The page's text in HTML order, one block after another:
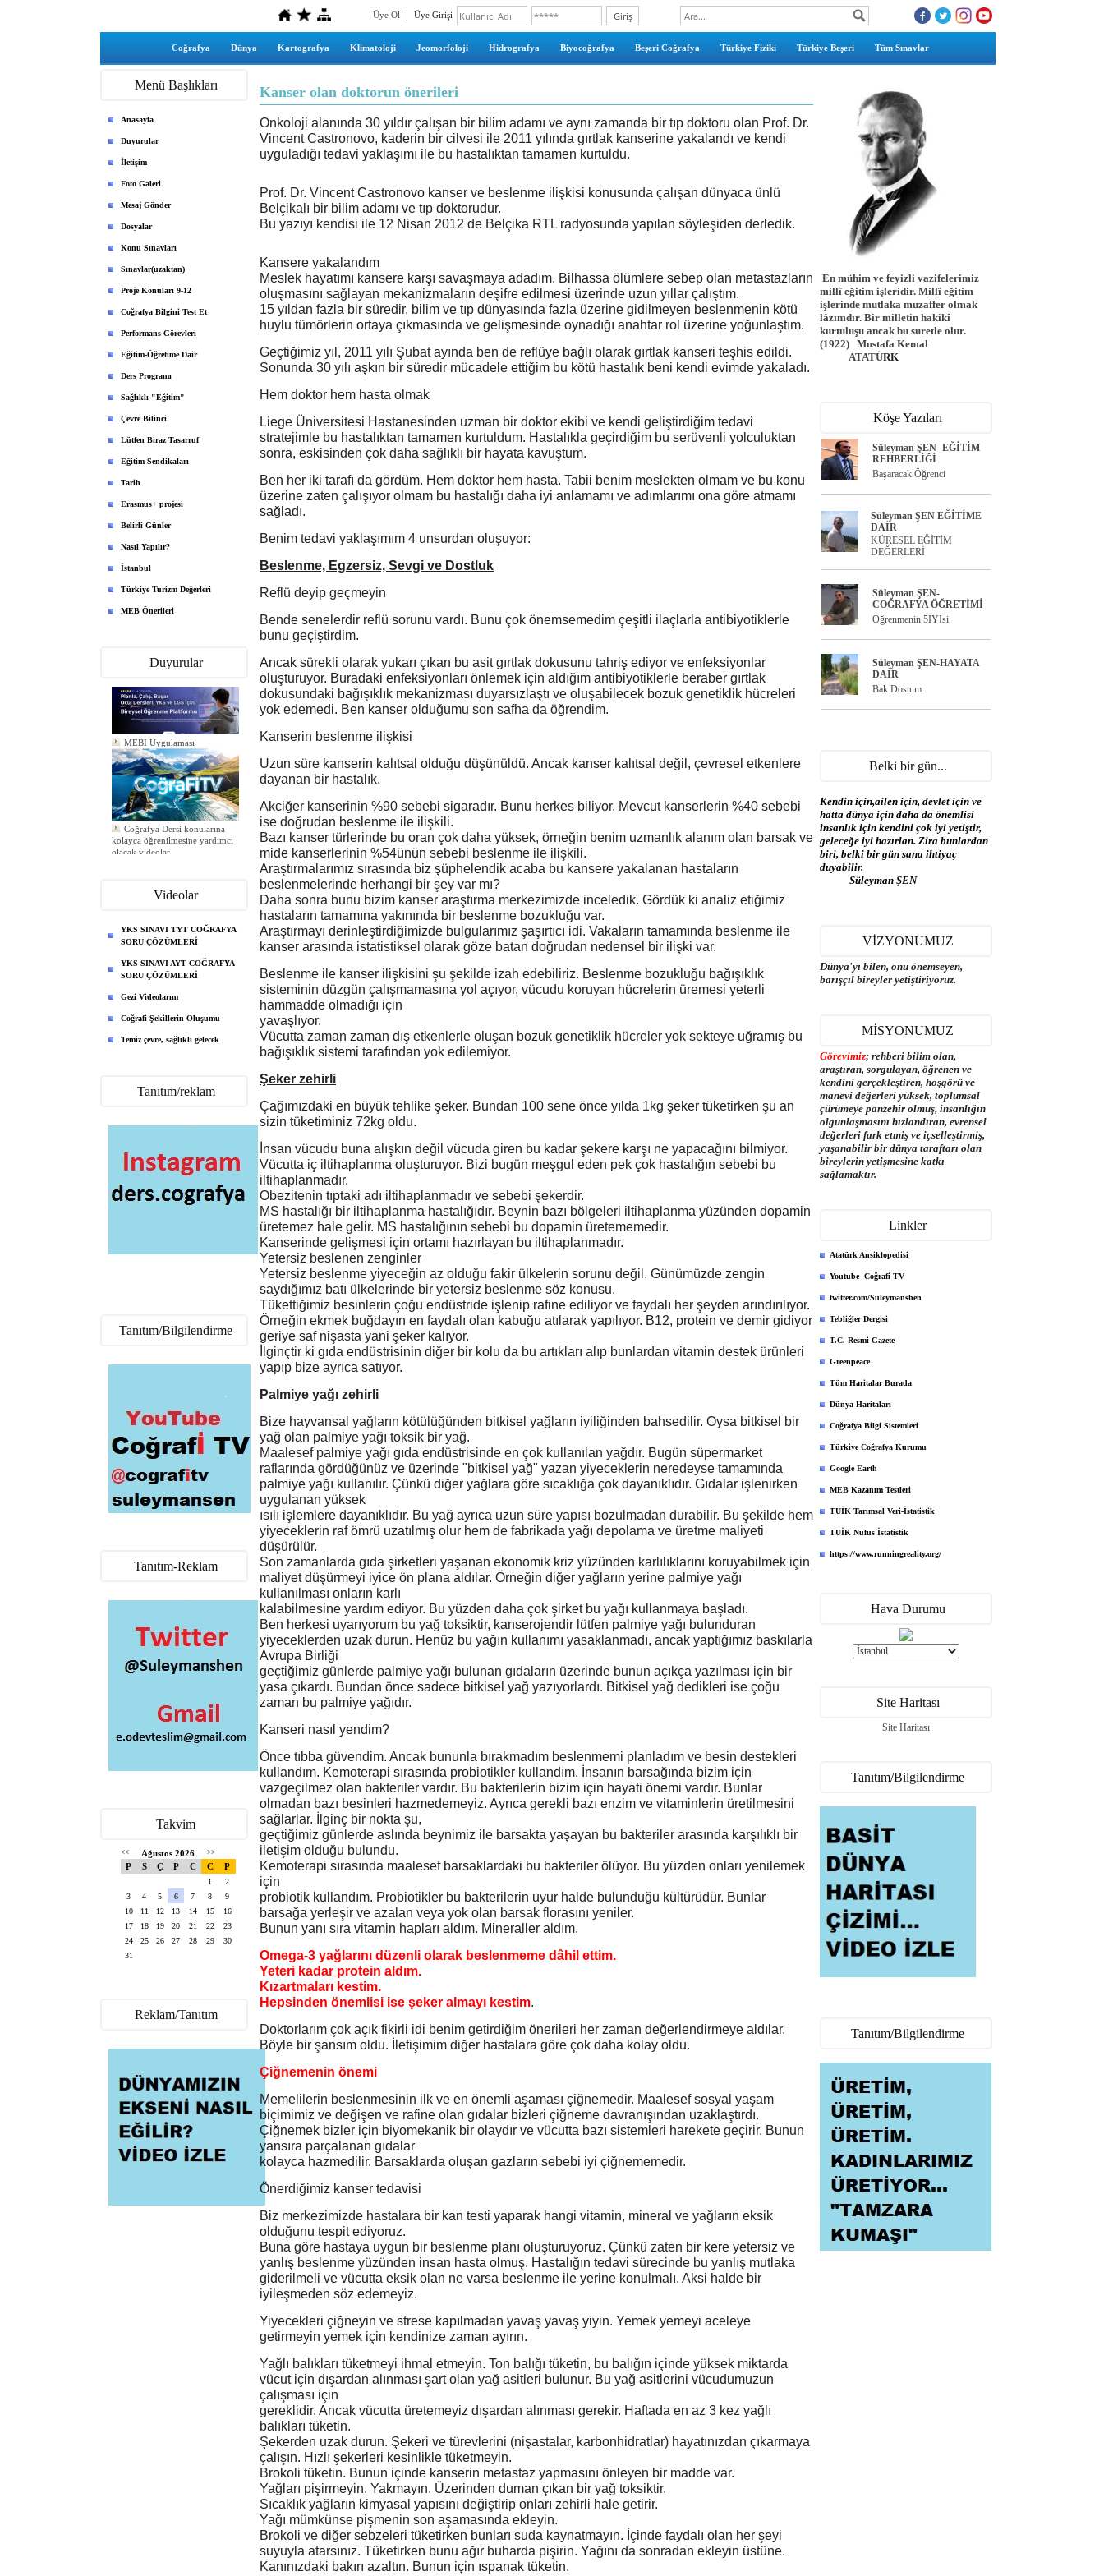
Üye Ol Üye Girişi
Coğrafya Dünya Kartografya Klimatoloji Jeomorfoloji Hidrografya Biyocoğrafya Beşeri Coğrafya Türkiye Fiziki Türkiye Beşeri Tüm Sınavlar
Menü Başlıkları
Anasayfa
Duyurular
İletişim
Foto Galeri
Mesaj Gönder
Dosyalar
Konu Sınavları
Sınavlar(uzaktan)
Proje Konuları 9-12
Coğrafya Bilgini Test Et
Performans Görevleri
Eğitim-Öğretime Dair
Ders Programı
Sağlıklı "Eğitim"
Çevre Bilinci
Lütfen Biraz Tasarruf
Eğitim Sendikaları
Tarih
Erasmus+ projesi
Belirli Günler
Nasıl Yapılır?
İstanbul
Türkiye Turizm Değerleri
MEB Önerileri
Duyurular
MEBİ Uygulaması
Coğrafya Dersi konularına
kolayca öğrenilmesine yardımcı
olacak videolar
Yeni ödev eklendi
Videolar
YKS SINAVI TYT COĞRAFYA
SORU ÇÖZÜMLERİ
YKS SINAVI AYT COĞRAFYA
SORU ÇÖZÜMLERİ
Gezi Videolarım
Coğrafi Şekillerin Oluşumu
Temiz çevre, sağlıklı gelecek
Tanıtım/reklam
Tanıtım/Bilgilendirme
Tanıtım-Reklam
Takvim
<< Ağustos 2026 >>
P S Ç P C C P
1
2
3
4 5 6 7 8
9
10
11 12 13 14 15
16
17
18 19 20 21 22
23
24
25 26 27 28 29
30
31
Reklam/Tanıtım
Kanser olan doktorun önerileri
Onkoloji alanında 30 yıldır çalışan bir bilim adamı ve aynı zamanda bir tıp doktoru olan Prof. Dr.
Vincent Castronovo, kaderin bir cilvesi ile 2011 yılında gırtlak kanserine yakalandı ve kendi
uyguladığı tedavi yaklaşımı ile bu hastalıktan tamamen kurtuldu.
Prof. Dr. Vincent Castronovo kanser ve beslenme ilişkisi konusunda çalışan dünyaca ünlü
Belçikalı bir bilim adamı ve tıp doktorudur.
Bu yazıyı kendisi ile 12 Nisan 2012 de Belçika RTL radyosunda yapılan söyleşiden derledik.
Kansere yakalandım
Meslek hayatımı kansere karşı savaşmaya adadım. Bilhassa ölümlere sebep olan metastazların
oluşmasını sağlayan mekanizmaların deşifre edilmesi üzerinde uzun yıllar çalıştım.
15 yıldan fazla bir süredir, bilim ve tıp dünyasında fazla üzerine gidilmeyen beslenmenin kötü
huylu tümörlerin ortaya çıkmasında ve gelişmesinde oynadığı anahtar rol üzerine yoğunlaştım.
Geçtiğimiz yıl, 2011 yılı Şubat ayında ben de reflüye bağlı olarak gırtlak kanseri teşhis edildi.
Sonunda 30 yılı aşkın bir süredir mücadele ettiğim bu kötü hastalık beni kendi evimde yakaladı.
Hem doktor hem hasta olmak
Liege Üniversitesi Hastanesinden uzman bir doktor ekibi ve kendi geliştirdiğim tedavi
stratejimle bu hastalıktan tamamen kurtuldum. Hastalıkla geçirdiğim bu serüvenli yolculuktan
sonra, eskisinden çok daha sağlıklı bir hayata kavuştum.
Ben her iki tarafı da gördüm. Hem doktor hem hasta. Tabii benim meslekten olmam ve bu konu
üzerine zaten çalışıyor olmam bu hastalığı daha iyi anlamamı ve adımlarımı ona göre atmamı
sağladı.
Benim tedavi yaklaşımım 4 unsurdan oluşuyor:
Beslenme, Egzersiz, Sevgi ve Dostluk
Reflü deyip geçmeyin
Bende senelerdir reflü sorunu vardı. Bunu çok önemsemedim çeşitli ilaçlarla antibiyotiklerle
bunu geçiştirdim.
Ancak sürekli olarak yukarı çıkan bu asit gırtlak dokusunu tahriş ediyor ve enfeksiyonlar
oluşturuyor. Buradaki enfeksiyonları önlemek için aldığım antibiyotiklerle beraber gırtlak
dokusundaki bağışıklık mekanizması duyarsızlaştı ve oluşabilecek bozuk genetiklik hücreleri
yok edemedi. Ben kanser olduğumu son safha da öğrendim.
Kanserin beslenme ilişkisi
Uzun süre kanserin kalıtsal olduğu düşünüldü. Ancak kanser kalıtsal değil, çevresel etkenlere
dayanan bir hastalık.
Akciğer kanserinin %90 sebebi sigaradır. Bunu herkes biliyor. Mevcut kanserlerin %40 sebebi
ise doğrudan beslenme ile ilişkili.
Bazı kanser türlerinde bu oran çok daha yüksek, örneğin benim uzmanlık alanım olan barsak ve
mide kanserlerinin %54ünün sebebi beslenme ile ilişkili.
Araştırmalarımız sırasında biz şüphelendik acaba bu kansere yakalanan hastaların
beslenmelerinde herhangi bir şey var mı?
Daha sonra bunu bizim kanser araştırma merkezimizde inceledik. Gördük ki analiz etiğimiz
hastaların tamamına yakınında bir beslenme bozukluğu var.
Araştırmayı derinleştirdiğimizde bulgularımız şaşırtıcı idi. Vakaların tamamında beslenme ile
kanser arasında istatistiksel olarak göze batan doğrudan nedensel bir ilişki var.
Beslenme ile kanser ilişkisini şu şekilde izah edebiliriz. Beslenme bozukluğu bağışıklık
sisteminin düzgün çalışmamasına yol açıyor, vücudu koruyan hücrelerin üremesi yeterli
hammadde olmadığı için
yavaşlıyor.
Vücutta zaman zaman dış etkenlerle oluşan bozuk genetiklik hücreler yok sekteye uğramış bu
bağışıklık sistemi tarafından yok edilemiyor.
Şeker zehirli
Çağımızdaki en büyük tehlike şeker. Bundan 100 sene önce yılda 1kg şeker tüketirken şu an
sizin tüketiminiz 72kg oldu.
İnsan vücudu buna alışkın değil vücuda giren bu kadar şekere karşı ne yapacağını bilmiyor.
Vücutta iç iltihaplanma oluşturuyor. Bizi bugün meşgul eden pek çok hastalığın sebebi bu
iltihaplanmadır.
Obezitenin tıptaki adı iltihaplanmadır ve sebebi şekerdir.
MS hastalığı bir iltihaplanma hastalığıdır. Beynin bazı bölgeleri iltihaplanma yüzünden dopamin
üretemez hale gelir. MS hastalığının sebebi bu dopamin üretememedir.
Kanserinde gelişmesi için ortamı hazırlayan bu iltihaplanmadır.
Yetersiz beslenen zenginler
Yetersiz beslenme yiyeceğin az olduğu fakir ülkelerin sorunu değil. Günümüzde zengin
saydığımız batı ülkelerinde bir yetersiz beslenme söz konusu.
Tükettiğimiz besinlerin çoğu endüstride işlenip rafine ediliyor ve faydalı her şeyden arındırılıyor.
Örneğin ekmek buğdayın en faydalı olan kabuğu atılarak yapılıyor. B12, protein ve demir gidiyor
geriye saf nişasta yani şeker kalıyor.
İlginçtir ki gıda endüstrisinin diğer bir kolu da bu artıkları alıp bunlardan vitamin destek ürünleri
yapıp bize ayrıca satıyor.
Palmiye yağı zehirli
Bize hayvansal yağların kötülüğünden bitkisel yağların iyiliğinden bahsedilir. Oysa bitkisel bir
yağ olan palmiye yağı toksik bir yağ.
Maalesef palmiye yağı gıda endüstrisinde en çok kullanılan yağdır. Bugün süpermarket
raflarında gördüğünüz ve üzerinde "bitkisel yağ" yazan yiyeceklerin neredeyse tamamında
palmiye yağı kullanılır. Çünkü diğer yağlara göre sıcaklığa çok dayanıklıdır. Gıdalar işlenirken
uygulanan yüksek
ısılı işlemlere dayanıklıdır. Bu yağ ayrıca uzun süre yapısı bozulmadan durabilir. Bu şekilde hem
yiyeceklerin raf ömrü uzatılmış olur hem de fabrikada yağı depolama ve üretme maliyeti
düşürülür.
Son zamanlarda gıda şirketleri yaşanan ekonomik kriz yüzünden karlılıklarını koruyabilmek için
maliyet düşürmeyi iyice ön plana aldılar. Örneğin diğer yağların yerine palmiye yağı
kullanılması onların karlı
kalabilmesine yardım ediyor. Bu yüzden daha çok şirket bu yağı kullanmaya başladı.
Ben herkesi uyarıyorum bu yağ toksiktir, kanserojendir lütfen palmiye yağı bulunduran
yiyeceklerden uzak durun. Henüz bu yağın kullanımı yasaklanmadı, ancak yaptığımız baskılarla
Avrupa Birliği
geçtiğimiz günlerde palmiye yağı bulunan gıdaların üzerinde bunun açıkça yazılması için bir
yasa çıkardı. Bundan önce sadece bitkisel yağ yazıyorlardı. Bitkisel yağ dedikleri ise çoğu
zaman bu palmiye yağıdır.
Kanseri nasıl yendim?
Önce tıbba güvendim. Ancak bununla bırakmadım beslenmemi planladım ve besin destekleri
kullandım. Kemoterapi sırasında probiotikler kullandım. İnsanın barsağında bizim için
vazgeçilmez olan bakteriler vardır. Bu bakterilerin bizim için hayati önemi vardır. Bunlar
olmadan bazı besinleri hazmedemeyiz. Ayrıca gerekli bazı enzim ve vitaminlerin üretilmesini
sağlarlar. İlginç bir nokta şu,
geçtiğimiz günlerde aslında beynimiz ile barsakta yaşayan bu bakteriler arasında karşılıklı bir
iletişim olduğu bulundu.
Kemoterapi sırasında maalesef barsaklardaki bu bakteriler ölüyor. Bu yüzden onları yenilemek
için
probiotik kullandım. Probiotikler bu bakterilerin uyur halde bulunduğu kültürüdür. Bunlar
barsağa yerleşir ve azalan veya yok olan barsak florasını yeniler.
Bunun yanı sıra vitamin hapları aldım. Mineraller aldım.
Omega-3 yağlarını düzenli olarak beslenmeme dâhil ettim.
Yeteri kadar protein aldım.
Kızartmaları kestim.
Hepsinden önemlisi ise şeker almayı kestim.
Doktorlarım çok açık fikirli idi benim getirdiğim önerileri her zaman değerlendirmeye aldılar.
Böyle bir şansım oldu. İletişimim diğer hastalara göre çok daha kolay oldu.
Çiğnemenin önemi
Memelilerin beslenmesinin ilk ve en önemli aşaması çiğnemedir. Maalesef sosyal yaşam
biçimimiz ve değişen ve rafine olan gıdalar bizleri çiğneme davranışından uzaklaştırdı.
Çiğnemek bizler için biyomekanik bir olaydır ve vücutta bazı sistemleri harekete geçirir. Bunun
yansıra parçalanan gıdalar
kolayca hazmedilir. Barsaklarda oluşan gazların sebebi iyi çiğnememedir.
Önerdiğimiz kanser tedavisi
Biz merkezimizde hastalara bir kan testi yaparak hangi vitamin, mineral ve yağların eksik
olduğunu tespit ediyoruz.
Buna göre hastaya uygun bir beslenme planı oluşturuyoruz. Çünkü zaten bir kere yetersiz ve
yanlış beslenme yüzünden insan hasta olmuş. Hastalığın tedavi sürecinde bu yanlış mutlaka
giderilmeli ve vücutta eksik olan ne varsa beslenme ile yerine konulmalı. Aksi halde bir
iyileşmeden söz edemeyiz.
Yiyecekleri çiğneyin ve strese kapılmadan yavaş yavaş yiyin. Yemek yemeyi aceleye
getirmeyin yemek için kendinize zaman ayırın.
Yağlı balıkları tüketmeyi ihmal etmeyin. Ton balığı tüketin, bu balığın içinde yüksek miktarda
vücut için dışardan alınması şart olan yağ asitleri bulunur. Bu yağ asitlerini vücudumuzun
çalışması için
gereklidir. Ancak vücutta üretemeyiz dışardan alınması gerekir. Haftada en az 3 kez yağlı
balıkları tüketin.
Şekerden uzak durun. Şekeri ve türevlerini (nişastalar, karbonhidratlar) hayatınızdan çıkarmaya
çalışın. Hızlı şekerleri kesinlikle tüketmeyin.
Brokoli tüketin. Bunun içinde kanserin metastaz yapmasını önleyen bir madde var.
Yağları pişirmeyin. Yakmayın. Üzerinden duman çıkan bir yağ toksiktir.
Sıcaklık yağların kimyasal yapısını değiştirip onları zehirli hale getirir.
Yağı mümkünse pişmenin son aşamasında ekleyin.
Brokoli ve diğer sebzeleri tüketirken bunları suda kaynatmayın. İçinde faydalı olan her şeyi
suyuyla atarsınız. Tüketirken bunu ağır buharda pişirin. Yağını da sonradan ekleyin üstüne.
Kanınızdaki bakırı azaltın. Bunun için ıspanak tüketin.
En mühim ve feyizli vazifelerimiz
millî eğitim işleridir. Millî eğitim
işlerinde mutlaka muzaffer olmak
lâzımdır. Bir milletin hakikî
kurtuluşu ancak bu suretle olur.
(1922) Mustafa Kemal
ATATÜRK
Köşe Yazıları
Süleyman ŞEN- EĞİTİM
REHBERLİĞİ
Başaracak Öğrenci
Süleyman ŞEN EĞİTİME
DAİR
KÜRESEL EĞİTİM
DEĞERLERİ
Süleyman ŞEN-
COĞRAFYA ÖĞRETİMİ
Öğrenmenin 5İYİsi
Süleyman ŞEN-HAYATA
DAİR
Bak Dostum
Belki bir gün...
Kendin için,ailen için, devlet için ve
hatta dünya için daha da önemlisi
insanlık için kendini çok iyi yetiştir,
geleceğe iyi hazırlan. Zira bunlardan
biri, belki bir gün sana ihtiyaç
duyabilir.
Süleyman ŞEN
VİZYONUMUZ
Dünya'yı bilen, onu önemseyen,
barışçıl bireyler yetiştiriyoruz.
MİSYONUMUZ
Görevimiz; rehberi bilim olan,
araştıran, sorgulayan, öğrenen ve
kendini gerçekleştiren, hoşgörü ve
manevi değerleri yüksek, toplumsal
çürümeye panzehir olmuş, insanlığın
olgunlaşmasını hızlandıran, evrensel
değerleri fark etmiş ve içselleştirmiş,
yaşanabilir bir dünya taraftarı olan
bireylerin yetişmesine katkı
sağlamaktır.
Linkler
Atatürk Ansiklopedisi
Youtube -Coğrafi TV
twitter.com/Suleymanshen
Tebliğler Dergisi
T.C. Resmi Gazete
Greenpeace
Tüm Haritalar Burada
Dünya Haritaları
Coğrafya Bilgi Sistemleri
Türkiye Coğrafya Kurumu
Google Earth
MEB Kazanım Testleri
TUİK Tarımsal Veri-İstatistik
TUİK Nüfus İstatistik
https://www.runningreality.org/
Hava Durumu
Site Haritası
Site Haritası
Tanıtım/Bilgilendirme
Tanıtım/Bilgilendirme